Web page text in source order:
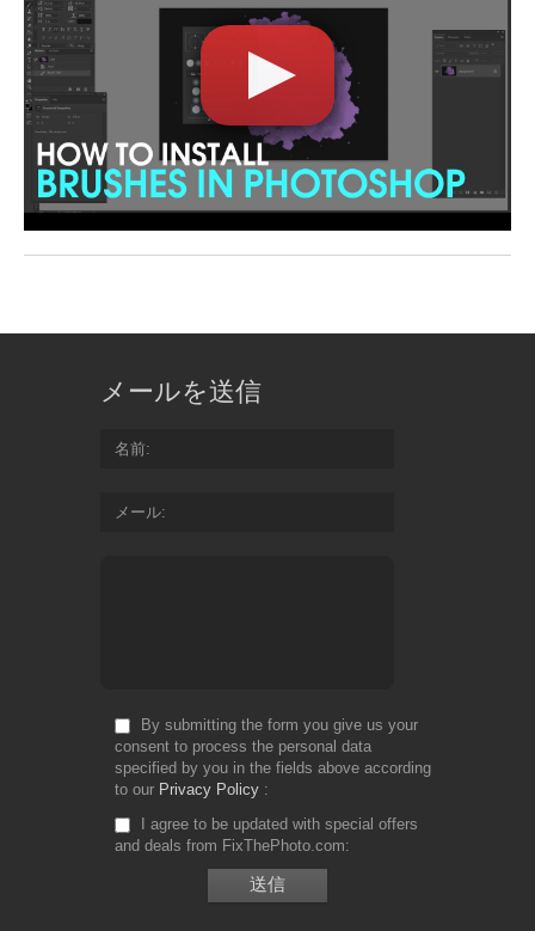
メールを送信
名前
メール
By submitting the form you give us your
consent to process the personal data
specified by you in the fields above according
to our Privacy Policy
I agree to be updated with special offers
and deals from FixThePhoto.com